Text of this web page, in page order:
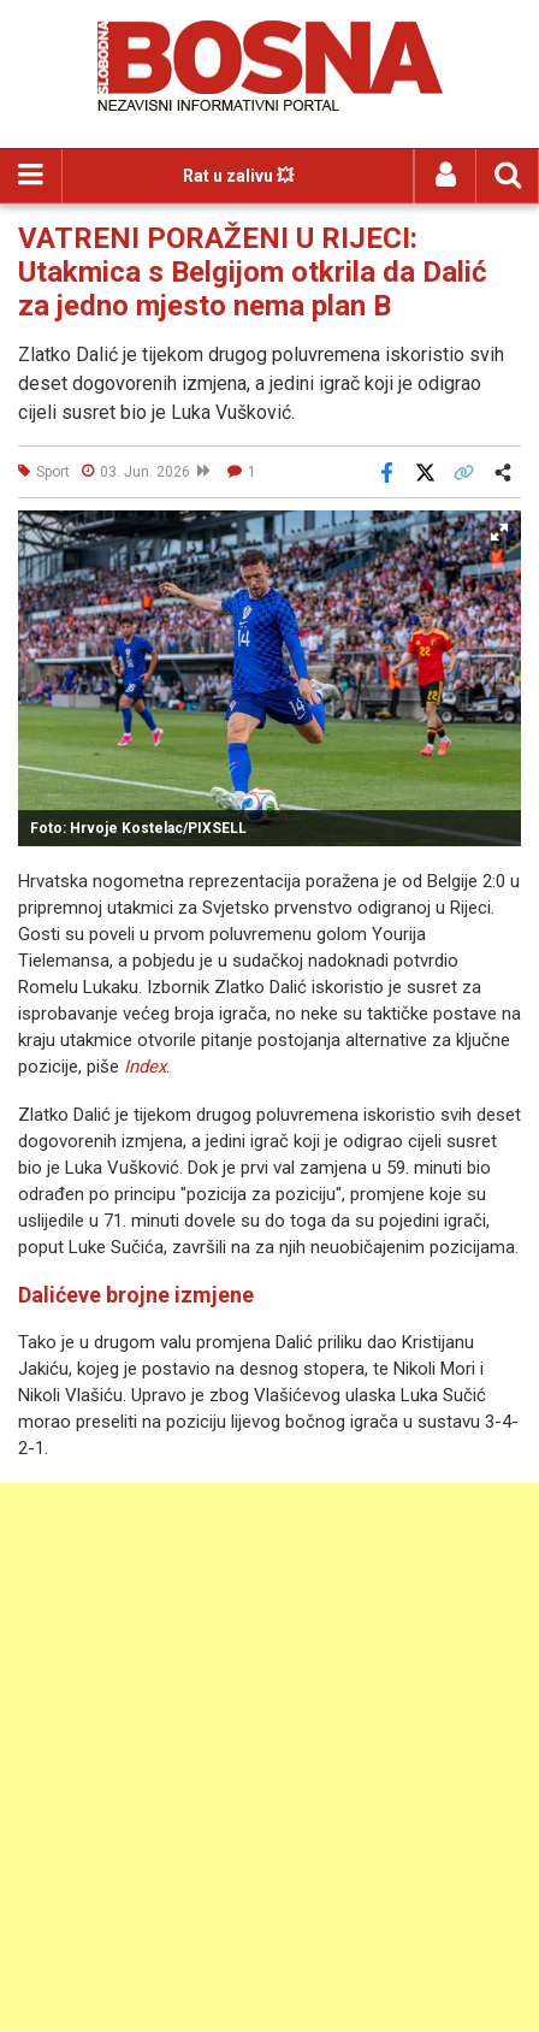
Rat u zalivu 💥
VATRENI PORAŽENI U RIJECI:
Utakmica s Belgijom otkrila da Dalić
za jedno mjesto nema plan B
Zlatko Dalić je tijekom drugog poluvremena iskoristio svih
deset dogovorenih izmjena, a jedini igrač koji je odigrao
cijeli susret bio je Luka Vušković.
Sport 03. Jun. 2026 1
Facebook
Foto: Hrvoje Kostelac/PIXSELL
Hrvatska nogometna reprezentacija poražena je od Belgije 2:0 u
pripremnoj utakmici za Svjetsko prvenstvo odigranoj u Rijeci.
Gosti su poveli u prvom poluvremenu golom Yourija
Tielemansa, a pobjedu je u sudačkoj nadoknadi potvrdio
Romelu Lukaku. Izbornik Zlatko Dalić iskoristio je susret za
isprobavanje većeg broja igrača, no neke su taktičke postave na
kraju utakmice otvorile pitanje postojanja alternative za ključne
pozicije, piše Index.
Zlatko Dalić je tijekom drugog poluvremena iskoristio svih deset
dogovorenih izmjena, a jedini igrač koji je odigrao cijeli susret
bio je Luka Vušković. Dok je prvi val zamjena u 59. minuti bio
odrađen po principu "pozicija za poziciju", promjene koje su
uslijedile u 71. minuti dovele su do toga da su pojedini igrači,
poput Luke Sučića, završili na za njih neuobičajenim pozicijama.
Dalićeve brojne izmjene
Tako je u drugom valu promjena Dalić priliku dao Kristijanu
Jakiću, kojeg je postavio na desnog stopera, te Nikoli Mori i
Nikoli Vlašiću. Upravo je zbog Vlašićevog ulaska Luka Sučić
morao preseliti na poziciju lijevog bočnog igrača u sustavu 3-4-
2-1.